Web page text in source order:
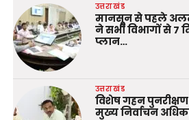
उत्तराखंड
मानसून से पहले
ने सभी विभागों से 7
प्लान…
उत्तराखंड
विशेष गहन
मुख्य निर्वाचन